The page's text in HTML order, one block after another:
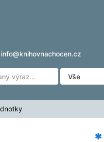
info@knihovnachocen.cz